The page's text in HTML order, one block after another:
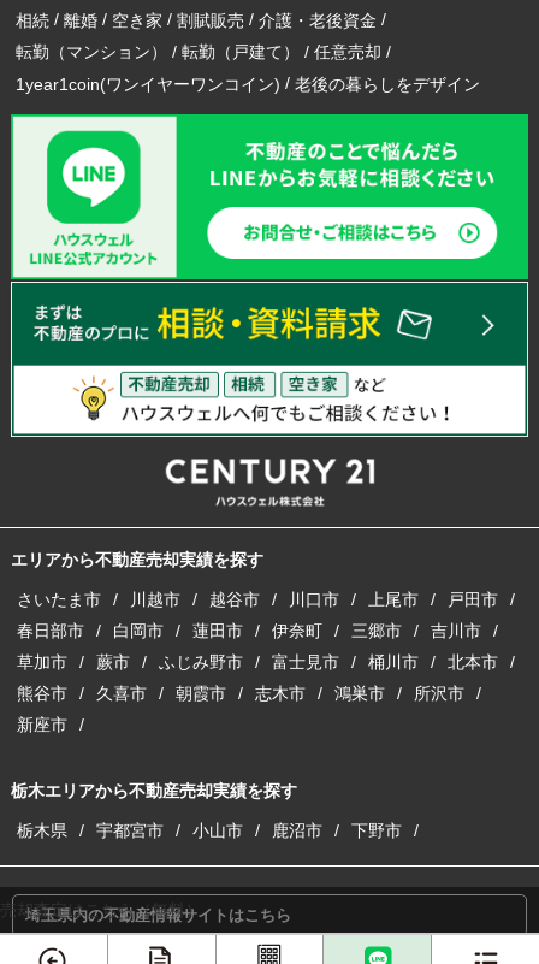
相続
離婚 空き家 割賦販売
介護・老後資金
転勤（マンション）
転勤（戸建て）
任意売却
1year1coin(ワンイヤーワンコイン)
老後の暮らしをデザイン
エリアから不動産売却実績を探す
さいたま市 川越市 越谷市 川口市 上尾市
戸田市
春日部市
白岡市 蓮田市 伊奈町 三郷市
吉川市
草加市
蕨市 ふじみ野市 富士見市 桶川市
北本市
熊谷市
久喜市 朝霞市 志木市 鴻巣市
所沢市
新座市
栃木エリアから不動産売却実績を探す
栃木県 宇都宮市 小山市 鹿沼市 下野市
埼玉県内の不動産情報サイトはこちら
売却査定はこちら（無料）